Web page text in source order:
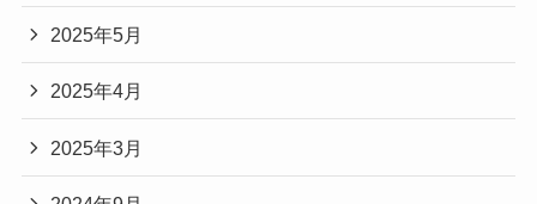
2025年5月
2025年4月
2025年3月